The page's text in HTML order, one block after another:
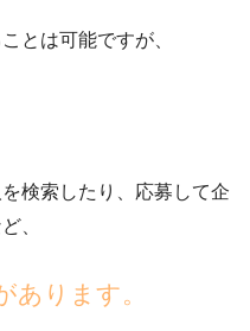
とは可能ですが、
検索したり、応募して企
あります。